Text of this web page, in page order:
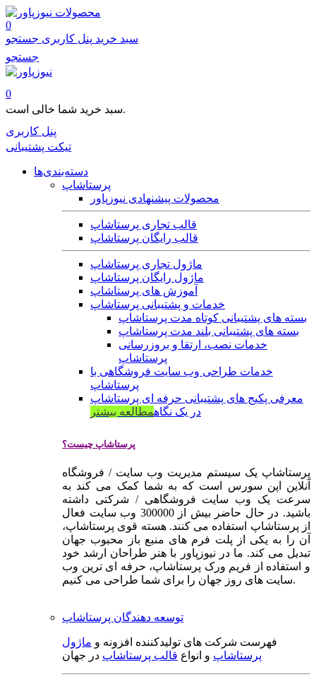
محصولات
0
سبد خرید پنل کاربری جستجو
جستجو
0
سبد خرید شما خالی است.
پنل کاربری
تیکت پشتیبانی
دسته‌بندی‌ها
پرستاشاپ
محصولات پیشنهادی نیوزپاور
قالب تجاری پرستاشاپ
قالب رایگان پرستاشاپ
ماژول تجاری پرستاشاپ
ماژول رایگان پرستاشاپ
آموزش های پرستاشاپ
خدمات و پشتیبانی پرستاشاپ
بسته های پشتیبانی کوتاه مدت پرستاشاپ
بسته های پشتیبانی بلند مدت پرستاشاپ
خدمات نصب، ارتقا و بروزرسانی
پرستاشاپ
خدمات طراحی وب سایت فروشگاهی با
پرستاشاپ
معرفی پکیج های پشتیبانی حرفه ای پرستاشاپ
در یک نگاهمطالعه بیشتر
پرستاشاپ چیست؟
پرستاشاپ یک سیستم مدیریت وب سایت / فروشگاه
آنلاین اپن سورس است که به شما کمک می کند به
سرعت یک وب سایت فروشگاهی / شرکتی داشته
باشید. در حال حاضر بیش از 300000 وب سایت فعال
از پرستاشاپ استفاده می کنند. هسته قوی پرستاشاپ،
آن را به یکی از پلت فرم های منبع باز محبوب جهان
تبدیل می کند. ما در نیوزپاور با هنر طراحان ارشد خود
و استفاده از فریم ورک پرستاشاپ، حرفه ای ترین وب
سایت های روز جهان را برای شما طراحی می کنیم.
توسعه دهندگان پرستاشاپ
فهرست شرکت های تولیدکننده افزونه و ماژول
پرستاشاپ و انواع قالب پرستاشاپ در جهان